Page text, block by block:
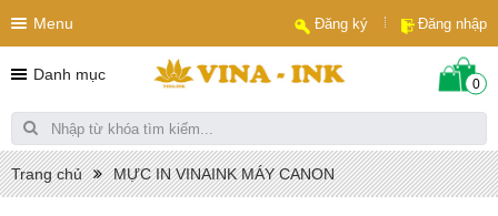
Menu Đăng ký Đăng nhập
Danh mục
0
Trang chủ MỰC IN VINAINK MÁY CANON